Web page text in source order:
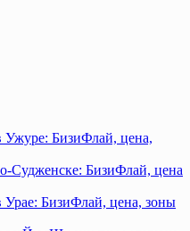
Ужуре: БизиФлай, цена,
Судженске: БизиФлай, цена
Урае: БизиФлай, цена, зоны